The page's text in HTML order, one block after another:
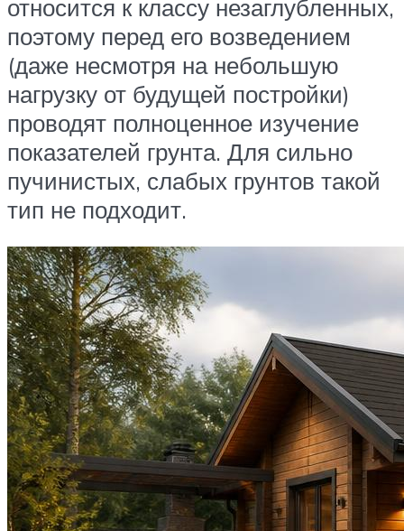
относится к классу незаглубленных,
поэтому перед его возведением
(даже несмотря на небольшую
нагрузку от будущей постройки)
проводят полноценное изучение
показателей грунта. Для сильно
пучинистых, слабых грунтов такой
тип не подходит.